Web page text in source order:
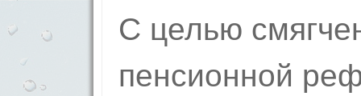
С целью
пенсионной